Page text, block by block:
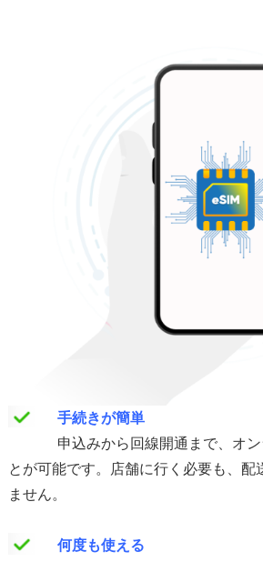
手続きが簡単
申込みから回線開通まで、オ
とが可能です。店舗に行く必要も、配
ません。
何度も使える